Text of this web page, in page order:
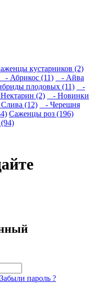
кустарников (2)
- Абрикос (11)
- Айва
плодовых (11)
-
(2)
- Новинки
(12)
- Черешня
Саженцы роз (196)
Забыли пароль ?